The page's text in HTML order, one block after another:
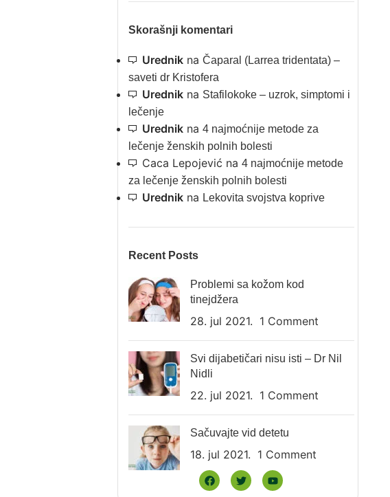
Skorašnji komentari
Urednikna Čaparal (Larrea tridentata) –
saveti dr Kristofera
Urednikna Stafilokoke – uzrok, simptomi i
lečenje
Urednikna 4 najmoćnije metode za
lečenje ženskih polnih bolesti
Caca Lepojević na 4 najmoćnije metode
za lečenje ženskih polnih bolesti
Urednikna Lekovita svojstva koprive
Recent Posts
Problemi sa kožom kod
tinejdžera
28. jul 2021. 1 Comment
Svi dijabetičari nisu isti – Dr Nil
Nidli
22. jul 2021. 1 Comment
Sačuvajte vid detetu
18. jul 2021. 1 Comment